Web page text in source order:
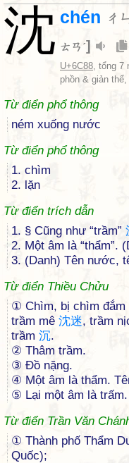
沈 chén ㄔ
ㄊㄢˊ]
U+6C88, tổng 7
phồn & giản
Từ điển phổ thông
ném xuống nước
Từ điển phổ thông
1. chìm
2. lặn
Từ điển trích dẫn
1. § Cũng như “trầm”
2. Một âm là “thẩm”.
3. (Danh) Tên nước,
Từ điển Thiều Chửu
① Chìm, bị chìm đắm
trầm mê 沈迷, trầm
trầm 沉.
② Thâm trầm.
③ Ðồ nặng.
④ Một âm là thẩm.
⑤ Lại một âm là
Từ điển Trần Văn
① Thành phố Thẩm
Quốc);